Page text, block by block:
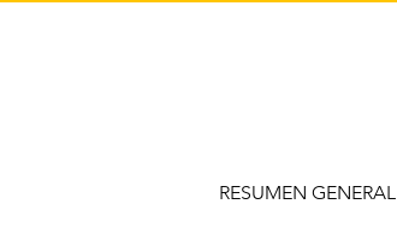
RESUMEN GENERAL